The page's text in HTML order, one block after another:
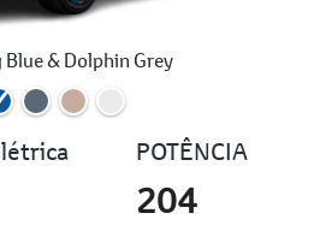
& Dolphin Grey
POTÊNCIA
204